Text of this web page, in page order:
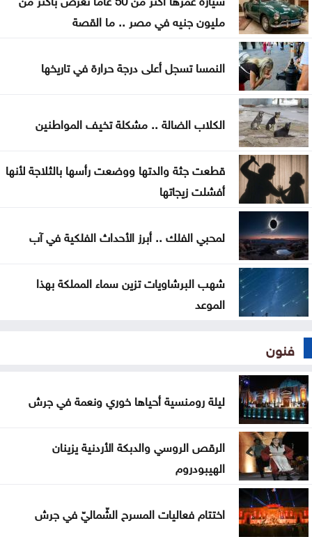
مليون جنيه في مصر .. ما القصة
النمسا تسجل أعلى درجة حرارة في تاريخها
الكلاب الضالة .. مشكلة تخيف المواطنين
قطعت جثة والدتها ووضعت رأسها بالثلاجة لأنها
أفشلت زيجاتها
لمحبي الفلك .. أبرز الأحداث الفلكية في آب
شهب البرشاويات تزين سماء المملكة بهذا
الموعد
فنون
ليلة رومنسية أحياها خوري ونعمة في جرش
الرقص الروسي والدبكة الأردنية يزينان
الهيبودروم
اختتام فعاليات المسرح الشّماليّ في جرش